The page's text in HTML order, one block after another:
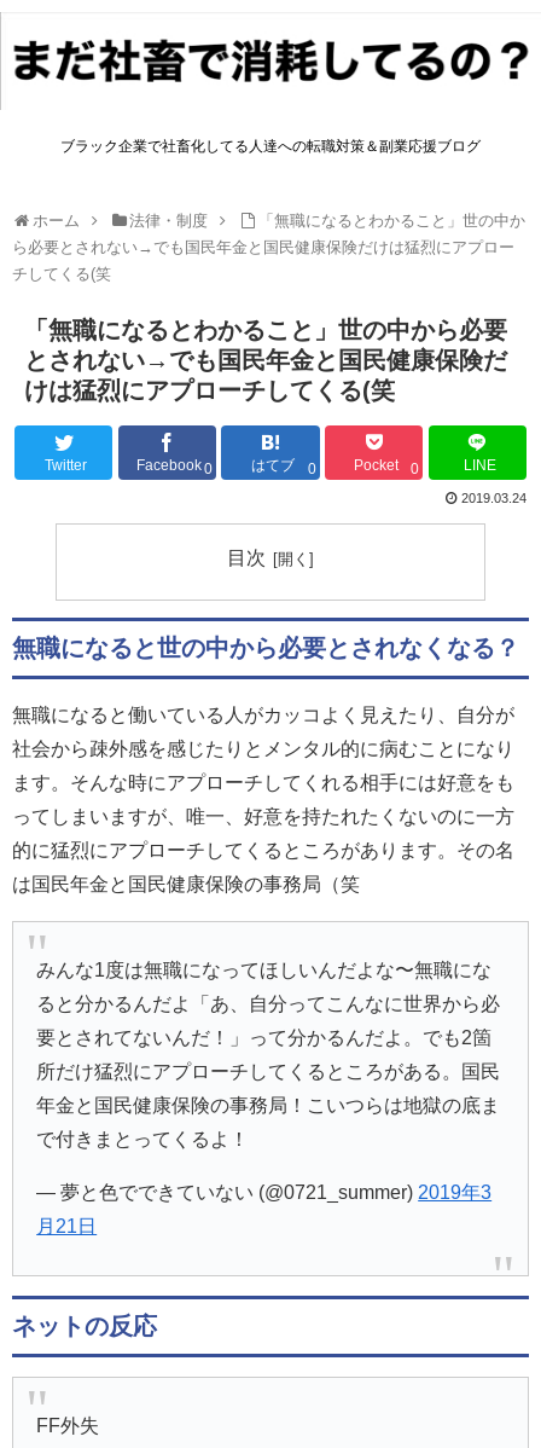
ブラック企業で社畜化してる人達への転職対策＆副業応援ブログ
ホーム 法律・制度
「無職になるとわかること」世の中か
ら必要とされない→でも国民年金と国民健康保険だけは猛烈にアプロー
チしてくる(笑
「無職になるとわかること」世の中から必要
とされない→でも国民年金と国民健康保険だ
けは猛烈にアプローチしてくる(笑
Twitter Facebook0 はてブ 0 Pocket 0 LINE
2019.03.24
目次
無職になると世の中から必要とされなくなる？
無職になると働いている人がカッコよく見えたり、自分が
社会から疎外感を感じたりとメンタル的に病むことになり
ます。そんな時にアプローチしてくれる相手には好意をも
ってしまいますが、唯一、好意を持たれたくないのに一方
的に猛烈にアプローチしてくるところがあります。その名
は国民年金と国民健康保険の事務局（笑
みんな1度は無職になってほしいんだよな〜無職にな
ると分かるんだよ「あ、自分ってこんなに世界から必
要とされてないんだ！」って分かるんだよ。でも2箇
所だけ猛烈にアプローチしてくるところがある。国民
年金と国民健康保険の事務局！こいつらは地獄の底ま
で付きまとってくるよ！
— 夢と色でできていない (@0721_summer) 2019年3
月21日
ネットの反応
FF外失